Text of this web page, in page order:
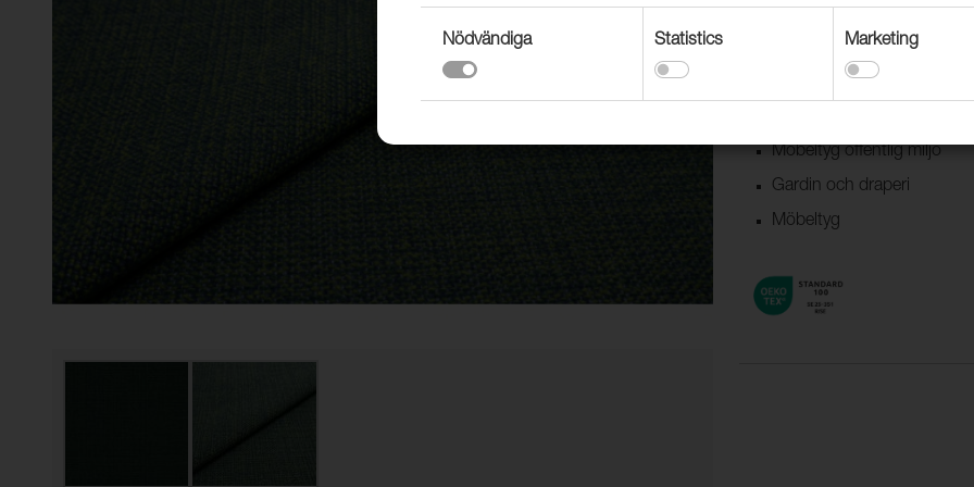
Användningsområden
Dekorationstextil
Möbeltyg offentlig miljö
Gardin och draperi
Möbeltyg
Nödvändiga Statistics Marketing